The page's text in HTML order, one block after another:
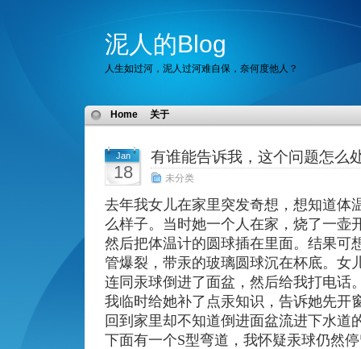
泥人的Blog
人生如过河，泥人过河难自保，奈何度他人？
Home 关于
Jan
18
有谁能告诉我，这个问题怎么
未分类
去年我女儿在家里突发奇想，想知道体
么样子。当时她一个人在家，烧了一壶
然后把体温计的圆球插在里面。结果可
管爆裂，带汞的玻璃圆球沉在杯底。女
连同汞球倒进了面盆，然后给我打电话
我临时给她补了点汞知识，告诉她先开
回到家里却不知道倒进面盆流进下水道
下面有一个S型弯道，我怀疑汞球仍然